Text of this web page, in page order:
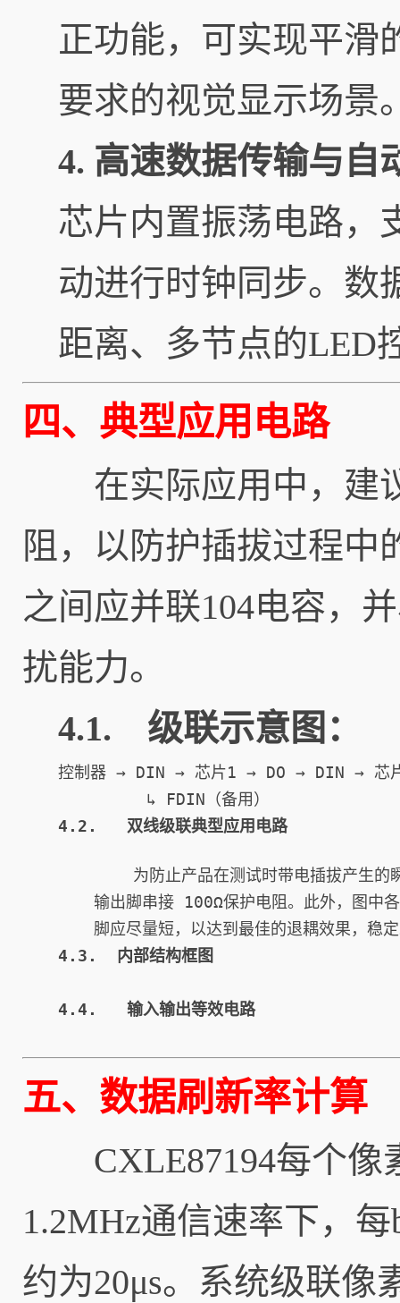
正功能，可实现平滑
要求的视觉显示场景
4. 高速数据传输与自
芯片内置振荡电路，
动进行时钟同步。数
距离、多节点的LED
四、典型应用电路
在实际应用中，建议
阻，以防护插拔过程中
之间应并联104电容，
扰能力。
4.1. 级联示意图：
控制器 → DIN → 芯片1 → DO → DIN →
为防止产品在测试时带电插拔产生的
输出脚串接 100Ω保护电阻。此外，图中
五、数据刷新率计算
CXLE87194每个像
1.2MHz通信速率下，
约为20μs。系统级联像